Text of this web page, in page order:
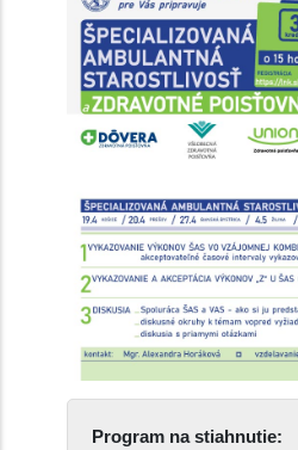
Program na stiahnutie: